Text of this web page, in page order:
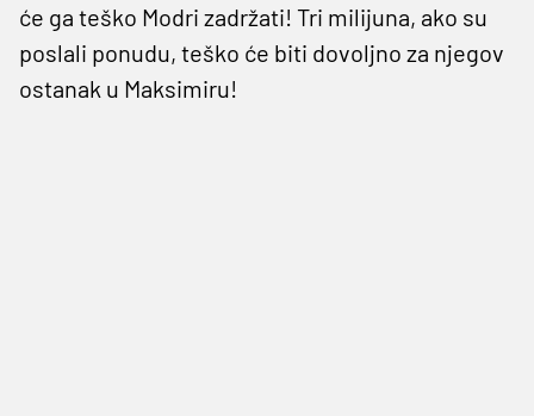
će ga teško Modri zadržati! Tri milijuna, ako su
poslali ponudu, teško će biti dovoljno za njegov
ostanak u Maksimiru!